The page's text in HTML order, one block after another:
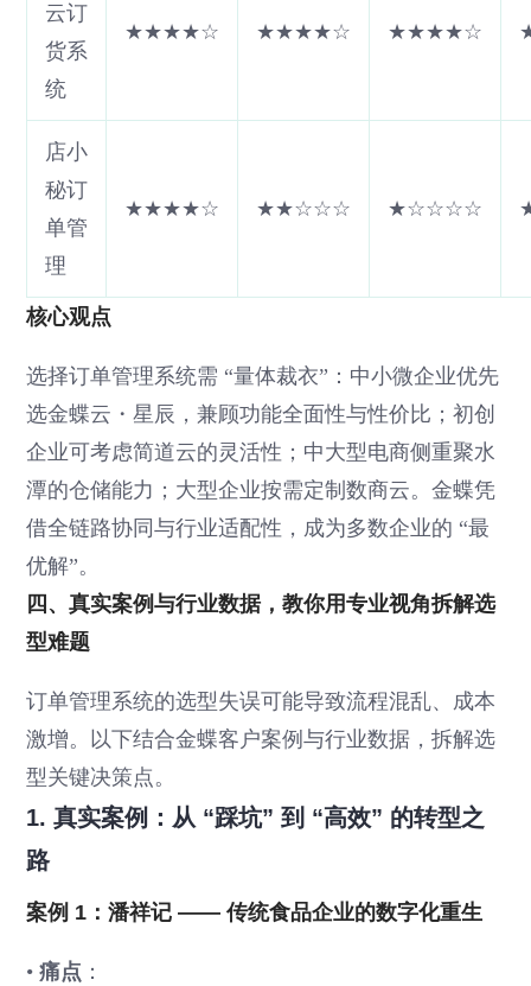
云订
货系
统
★★★★☆ ★★★★☆ ★★★★☆
店小
秘订
单管
理
★★★★☆ ★★☆☆☆ ★☆☆☆☆
核心观点
选择订单管理系统需 “量体裁衣”：中小微企业优先
选金蝶云・星辰，兼顾功能全面性与性价比；初创
企业可考虑简道云的灵活性；中大型电商侧重聚水
潭的仓储能力；大型企业按需定制数商云。金蝶凭
借全链路协同与行业适配性，成为多数企业的 “最
优解”。
四、真实案例与行业数据，教你用专业视角拆解选
型难题
订单管理系统的选型失误可能导致流程混乱、成本
激增。以下结合金蝶客户案例与行业数据，拆解选
型关键决策点。
1. 真实案例：从 “踩坑” 到 “高效” 的转型之
路
案例 1：潘祥记 —— 传统食品企业的数字化重生
•痛点 ：